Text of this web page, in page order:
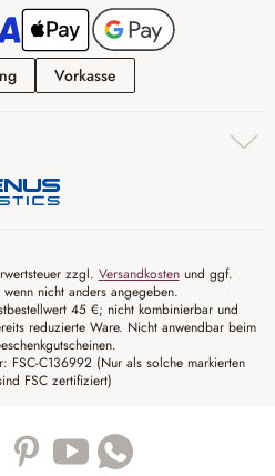
Ratenzahlung
Vorkasse
zzgl. Versandkostenund ggf.
nicht anders angegeben.
45 €; nicht kombinierbar und
reduzierte Ware. Nicht anwendbar beim
FSC-C136992 (Nur als solche markierten
FSC zertifiziert)